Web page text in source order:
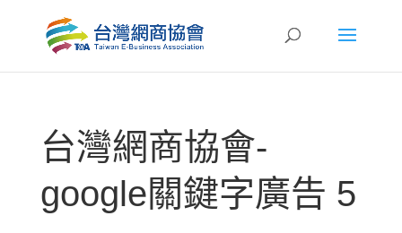
台灣網商協會-
google關鍵字廣告 5